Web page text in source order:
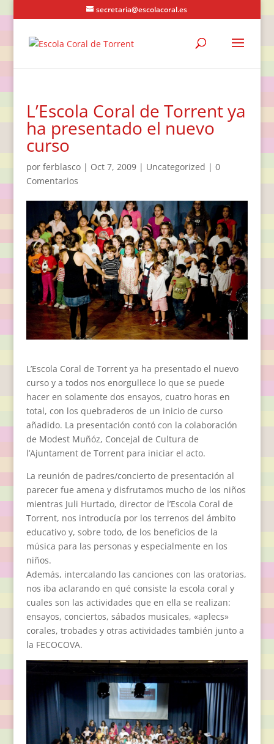
secretaria@escolacoral.es
L’Escola Coral de Torrent ya
ha presentado el nuevo
curso
por ferblasco| Oct 7, 2009| Uncategorized | 0
Comentarios
L’Escola Coral de Torrent ya ha presentado el nuevo
curso y a todos nos enorgullece lo que se puede
hacer en solamente dos ensayos, cuatro horas en
total, con los quebraderos de un inicio de curso
añadido. La presentación contó con la colaboración
de Modest Muñóz, Concejal de Cultura de
l’Ajuntament de Torrent para iniciar el acto.
La reunión de padres/concierto de presentación al
parecer fue amena y disfrutamos mucho de los niños
mientras Juli Hurtado, director de l’Escola Coral de
Torrent, nos introducía por los terrenos del ámbito
educativo y, sobre todo, de los beneficios de la
música para las personas y especialmente en los
niños.
Además, intercalando las canciones con las oratorias,
nos iba aclarando en qué consiste la escola coral y
cuales son las actividades que en ella se realizan:
ensayos, conciertos, sábados musicales, «aplecs»
corales, trobades y otras actividades también junto a
la FECOCOVA.